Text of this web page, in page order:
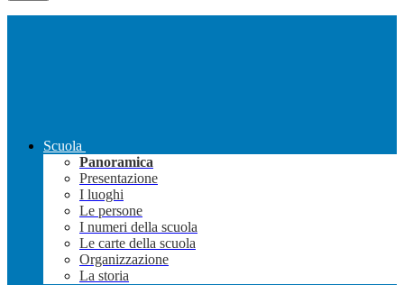
Scuola
Panoramica
Presentazione
I luoghi
Le persone
I numeri della scuola
Le carte della scuola
Organizzazione
La storia